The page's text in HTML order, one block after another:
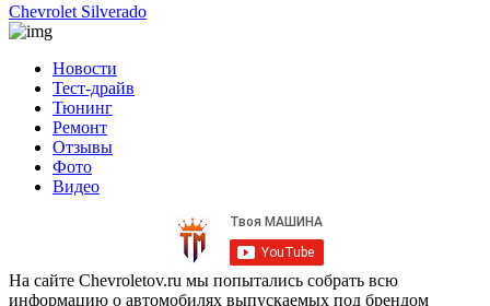
Chevrolet Silverado
Новости
Тест-драйв
Тюнинг
Ремонт
Отзывы
Фото
Видео
На сайте Chevroletov.ru мы попытались собрать всю
информацию о автомобилях выпускаемых под брендом